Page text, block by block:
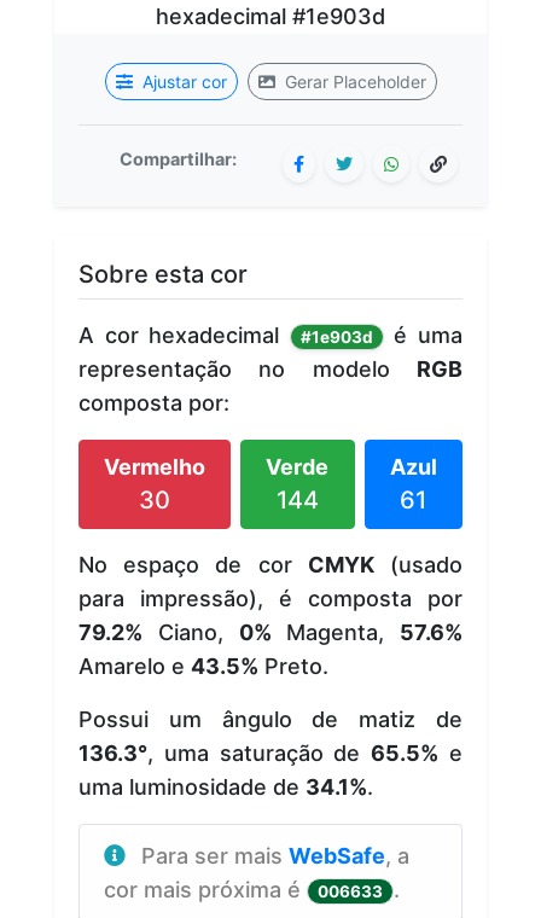
Ajustar cor Gerar Placeholder
Compartilhar:
Sobre esta cor
A cor hexadecimal #1e903d
é uma
representação no modelo RGB
composta por:
Vermelho
30
Verde
144
Azul
61
No espaço de cor CMYK(usado
para impressão), é composta por
79.2% Ciano, 0% Magenta, 57.6%
Amarelo e 43.5% Preto.
Possui um ângulo de matiz de
136.3°, uma saturação de65.5% e
uma luminosidade de 34.1%.
Para ser mais WebSafe, a
cor mais próxima é
006633 .